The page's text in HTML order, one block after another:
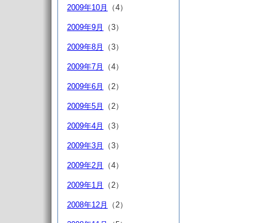
2009年10月 （4）
2009年9月 （3）
2009年8月 （3）
2009年7月 （4）
2009年6月 （2）
2009年5月 （2）
2009年4月 （3）
2009年3月 （3）
2009年2月 （4）
2009年1月 （2）
2008年12月 （2）